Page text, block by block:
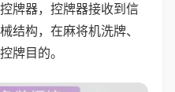
牌器，控牌器接收到信
结构，在麻将机洗牌、
牌目的。